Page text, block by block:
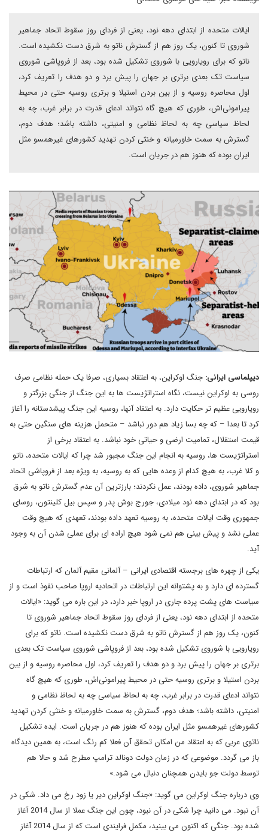
ایالات متحده از ابتدای دهه نود، یعنی از فردای روز سقوط اتحاد جماهیر
شوروی تا کنون، یک روز هم از گسترش ناتو به شرق دست نکشیده است.
ناتو که برای رویارویی با شوروی تشکیل شده بود، بعد از فروپاشی شوروی
سیاست تک بعدی برتری بر جهان را پیش برد و دو هدف را تعریف کرد،
اول محاصره روسیه و از بین بردن استیلا و برتری روسیه حتی در محیط
پیرامونی‌اش، طوری که هیچ گاه نتواند ادعای قدرت در برابر غرب، چه به
لحاظ سیاسی چه به لحاظ نظامی و امنیتی، داشته باشد؛ هدف دوم،
گسترش به سمت خاورمیانه و خنثی کردن تهدید کشورهای غیرهمسو مثل
ایران بوده که هنوز هم در جریان است.
دیپلماسی ایرانی: جنگ اوکراین، به اعتقاد بسیاری، صرفا یک حمله نظامی صرف
روسی به اوکراین نیست، نگاه استراتژیست ها به این جنگ از جنگی بزرگتر و
رویارویی عظیم تر حکایت دارد. به اعتقاد آنها، روسیه این جنگ پیشدستانه را آغاز
کرد تا بعدا – که چه بسا زیاد هم دور نباشد – متحمل هزینه های سنگین حتی به
قیمت استقلال، تمامیت ارضی و حیاتی خود نباشد. به اعتقاد برخی از
استراتژیست ها، روسیه به انجام این جنگ مجبور شد چرا که ایالات متحده، ناتو
و کلا غرب، به هیچ کدام از وعده هایی که به روسیه، به ویژه بعد از فروپاشی اتحاد
جماهیر شوروی، داده بودند، عمل نکردند؛ بارزترین آن عدم گسترش ناتو به شرق
بود که در ابتدای دهه نود میلادی، جورج بوش پدر و سپس بیل کلینتون، روسای
جمهوری وقت ایالات متحده، به روسیه تعهد داده بودند، تعهدی که هیچ وقت
عملی نشد و پیش بینی هم نمی شود هیچ اراده ای برای عملی شدن آن به وجود
آید.
یکی از چهره های برجسته اقتصادی ایرانی – آلمانی مقیم آلمان که ارتباطات
گسترده ای دارد و به پشتوانه این ارتباطات در اتحادیه اروپا صاحب نفوذ است و از
سیاست های پشت پرده جاری در اروپا خبر دارد، در این باره می گوید: «ایالات
متحده از ابتدای دهه نود، یعنی از فردای روز سقوط اتحاد جماهیر شوروی تا
کنون، یک روز هم از گسترش ناتو به شرق دست نکشیده است. ناتو که برای
رویارویی با شوروی تشکیل شده بود، بعد از فروپاشی شوروی سیاست تک بعدی
برتری بر جهان را پیش برد و دو هدف را تعریف کرد، اول محاصره روسیه و از بین
بردن استیلا و برتری روسیه حتی در محیط پیرامونی‌اش، طوری که هیچ گاه
نتواند ادعای قدرت در برابر غرب، چه به لحاظ سیاسی چه به لحاظ نظامی و
امنیتی، داشته باشد؛ هدف دوم، گسترش به سمت خاورمیانه و خنثی کردن تهدید
کشورهای غیرهمسو مثل ایران بوده که هنوز هم در جریان است. ایده تشکیل
ناتوی عربی که به اعتقاد من امکان تحقق آن فعلا کم رنگ است، به همین دیدگاه
باز می گردد. موضوعی که در زمان دولت دونالد ترامپ مطرح شد و حالا هم
توسط دولت جو بایدن همچنان دنبال می شود.»
وی درباره جنگ اوکراین می گوید: «جنگ اوکراین دیر یا زود رخ می داد. شکی در
آن نبود. می دانید چرا شکی در آن نبود، چون این جنگ عملا از سال 2014 آغاز
شده بود. جنگی که اکنون می بینید، مکمل فرایندی است که از سال 2014 آغاز